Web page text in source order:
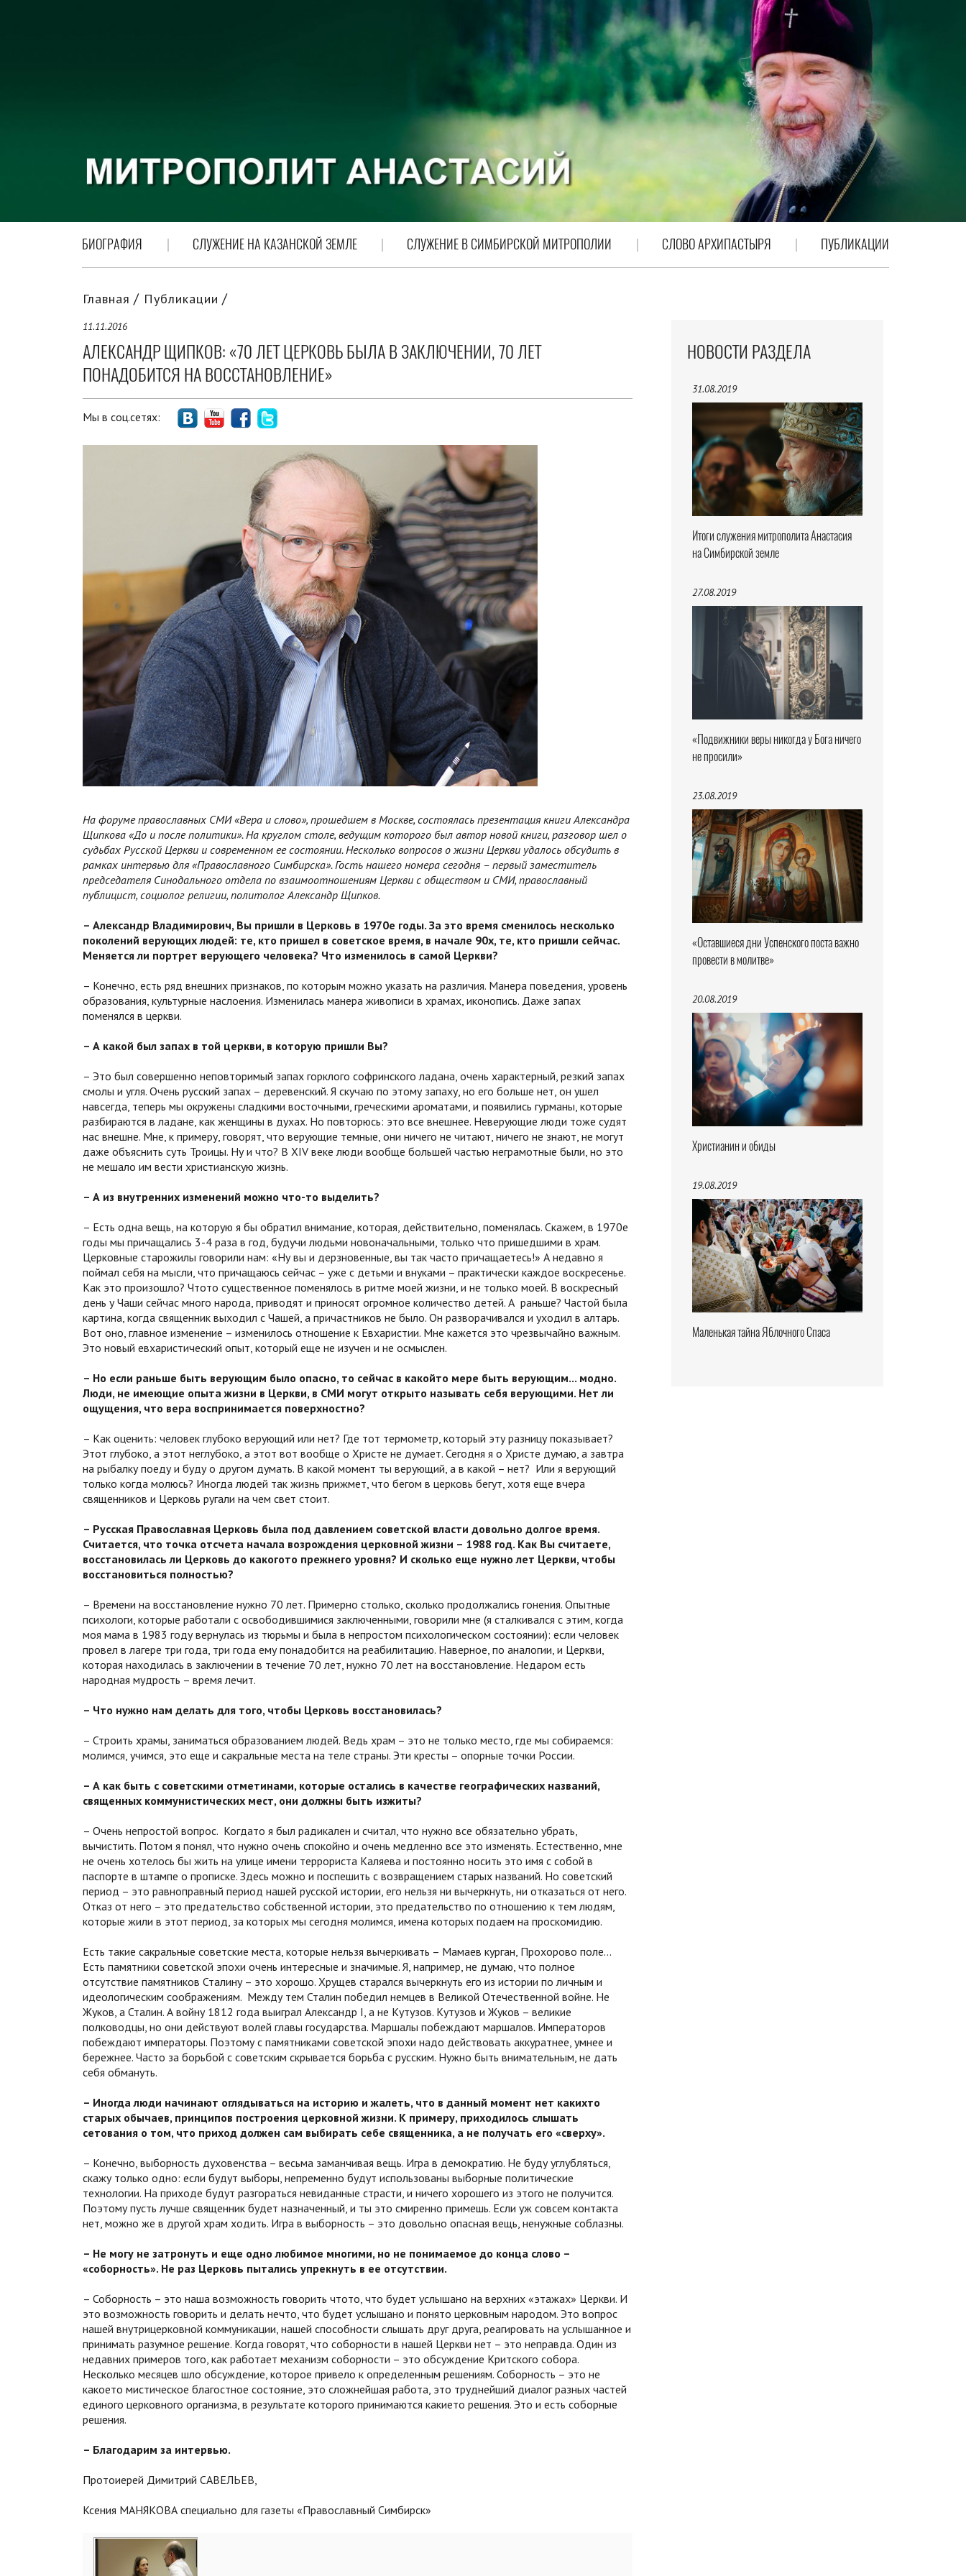
БИОГРАФИЯ СЛУЖЕНИЕ НА КАЗАНСКОЙ ЗЕМЛЕ СЛУЖЕНИЕ В СИМБИРСКОЙ МИТРОПОЛИИ СЛОВО АРХИПАСТЫРЯ ПУБЛИКАЦИИ
НОВОСТИ РАЗДЕЛА
31.08.2019
Итоги служения митрополита Анастасия
на Симбирской земле
27.08.2019
«Подвижники веры никогда у Бога ничего
не просили»
23.08.2019
«Оставшиеся дни Успенского поста важно
провести в молитве»
20.08.2019
Христианин и обиды
19.08.2019
Маленькая тайна Яблочного Спаса
Главная Публикации
11.11.2016
АЛЕКСАНДР ЩИПКОВ: «70 ЛЕТ ЦЕРКОВЬ БЫЛА В ЗАКЛЮЧЕНИИ, 70 ЛЕТ
ПОНАДОБИТСЯ НА ВОССТАНОВЛЕНИЕ»
Мы в соц.сетях:
На форуме православных СМИ «Вера и слово», прошедшем в Москве, состоялась презентация книги Александра
Щипкова «До и после политики». На круглом столе, ведущим которого был автор новой книги, разговор шел о
судьбах Русской Церкви и современном ее состоянии. Несколько вопросов о жизни Церкви удалось обсудить в
рамках интервью для «Православного Симбирска». Гость нашего номера сегодня – первый заместитель
председателя Синодального отдела по взаимоотношениям Церкви с обществом и СМИ, православный
публицист, социолог религии, политолог Александр Щипков.
– Александр Владимирович, Вы пришли в Церковь в 1970­е годы. За это время сменилось несколько
поколений верующих людей: те, кто пришел в советское время, в начале 90­х, те, кто пришли сейчас.
Меняется ли портрет верующего человека? Что изменилось в самой Церкви?
– Конечно, есть ряд внешних признаков, по которым можно указать на различия. Манера поведения, уровень
образования, культурные наслоения. Изменилась манера живописи в храмах, иконопись. Даже запах
поменялся в церкви.
– А какой был запах в той церкви, в которую пришли Вы?
– Это был совершенно неповторимый запах горклого софринского ладана, очень характерный, резкий запах
смолы и угля. Очень русский запах – деревенский. Я скучаю по этому запаху, но его больше нет, он ушел
навсегда, теперь мы окружены сладкими восточными, греческими ароматами, и появились гурманы, которые
разбираются в ладане, как женщины в духах. Но повторюсь: это все внешнее. Неверующие люди тоже судят
нас внешне. Мне, к примеру, говорят, что верующие темные, они ничего не читают, ничего не знают, не могут
даже объяснить суть Троицы. Ну и что? В XIV веке люди вообще большей частью неграмотные были, но это
не мешало им вести христианскую жизнь.
– А из внутренних изменений можно что­-то выделить?
– Есть одна вещь, на которую я бы обратил внимание, которая, действительно, поменялась. Скажем, в 1970­е
годы мы причащались 3-­4 раза в год, будучи людьми новоначальными, только что пришедшими в храм.
Церковные старожилы говорили нам: «Ну вы и дерзновенные, вы так часто причащаетесь!» А недавно я
поймал себя на мысли, что причащаюсь сейчас – уже с детьми и внуками – практически каждое воскресенье.
Как это произошло? Что­то существенное поменялось в ритме моей жизни, и не только моей. В воскресный
день у Чаши сейчас много народа, приводят и приносят огромное количество детей. А раньше? Частой была
картина, когда священник выходил с Чашей, а причастников не было. Он разворачивался и уходил в алтарь.
Вот оно, главное изменение – изменилось отношение к Евхаристии. Мне кажется это чрезвычайно важным.
Это новый евхаристический опыт, который еще не изучен и не осмыслен.
– Но если раньше быть верующим было опасно, то сейчас в какой­то мере быть верующим... модно.
Люди, не имеющие опыта жизни в Церкви, в СМИ могут открыто называть себя верующими. Нет ли
ощущения, что вера воспринимается поверхностно?
– Как оценить: человек глубоко верующий или нет? Где тот термометр, который эту разницу показывает?
Этот глубоко, а этот неглубоко, а этот вот вообще о Христе не думает. Сегодня я о Христе думаю, а завтра
на рыбалку поеду и буду о другом думать. В какой момент ты верующий, а в какой – нет? Или я верующий
только когда молюсь? Иногда людей так жизнь прижмет, что бегом в церковь бегут, хотя еще вчера
священников и Церковь ругали на чем свет стоит.
– Русская Православная Церковь была под давлением советской власти довольно долгое время.
Считается, что точка отсчета начала возрождения церковной жизни – 1988 год. Как Вы считаете,
восстановилась ли Церковь до какого­то прежнего уровня? И сколько еще нужно лет Церкви, чтобы
восстановиться полностью?
– Времени на восстановление нужно 70 лет. Примерно столько, сколько продолжались гонения. Опытные
психологи, которые работали с освободившимися заключенными, говорили мне (я сталкивался с этим, когда
моя мама в 1983 году вернулась из тюрьмы и была в непростом психологическом состоянии): если человек
провел в лагере три года, три года ему понадобится на реабилитацию. Наверное, по аналогии, и Церкви,
которая находилась в заключении в течение 70 лет, нужно 70 лет на восстановление. Недаром есть
народная мудрость – время лечит.
– Что нужно нам делать для того, чтобы Церковь восстановилась?
– Строить храмы, заниматься образованием людей. Ведь храм – это не только место, где мы собираемся:
молимся, учимся, это еще и сакральные места на теле страны. Эти кресты – опорные точки России.
– А как быть с советскими отметинами, которые остались в качестве географических названий,
священных коммунистических мест, они должны быть изжиты?
– Очень непростой вопрос. Когда­то я был радикален и считал, что нужно все обязательно убрать,
вычистить. Потом я понял, что нужно очень спокойно и очень медленно все это изменять. Естественно, мне
не очень хотелось бы жить на улице имени террориста Каляева и постоянно носить это имя с собой в
паспорте в штампе о прописке. Здесь можно и поспешить с возвращением старых названий. Но советский
период – это равноправный период нашей русской истории, его нельзя ни вычеркнуть, ни отказаться от него.
Отказ от него – это предательство собственной истории, это предательство по отношению к тем людям,
которые жили в этот период, за которых мы сегодня молимся, имена которых подаем на проскомидию.
Есть такие сакральные советские места, которые нельзя вычеркивать – Мамаев курган, Прохорово поле...
Есть памятники советской эпохи очень интересные и значимые. Я, например, не думаю, что полное
отсутствие памятников Сталину – это хорошо. Хрущев старался вычеркнуть его из истории по личным и
идеологическим соображениям. Между тем Сталин победил немцев в Великой Отечественной войне. Не
Жуков, а Сталин. А войну 1812 года выиграл Александр I, а не Кутузов. Кутузов и Жуков – великие
полководцы, но они действуют волей главы государства. Маршалы побеждают маршалов. Императоров
побеждают императоры. Поэтому с памятниками советской эпохи надо действовать аккуратнее, умнее и
бережнее. Часто за борьбой с советским скрывается борьба с русским. Нужно быть внимательным, не дать
себя обмануть.
– Иногда люди начинают оглядываться на историю и жалеть, что в данный момент нет каких­то
старых обычаев, принципов построения церковной жизни. К примеру, приходилось слышать
сетования о том, что приход должен сам выбирать себе священника, а не получать его «сверху».
– Конечно, выборность духовенства – весьма заманчивая вещь. Игра в демократию. Не буду углубляться,
скажу только одно: если будут выборы, непременно будут использованы выборные политические
технологии. На приходе будут разгораться невиданные страсти, и ничего хорошего из этого не получится.
Поэтому пусть лучше священник будет назначенный, и ты это смиренно примешь. Если уж совсем контакта
нет, можно же в другой храм ходить. Игра в выборность – это довольно опасная вещь, ненужные соблазны.
– Не могу не затронуть и еще одно любимое многими, но не понимаемое до конца слово –
«соборность». Не раз Церковь пытались упрекнуть в ее отсутствии.
– Соборность – это наша возможность говорить что­то, что будет услышано на верхних «этажах» Церкви. И
это возможность говорить и делать нечто, что будет услышано и понято церковным народом. Это вопрос
нашей внутрицерковной коммуникации, нашей способности слышать друг друга, реагировать на услышанное и
принимать разумное решение. Когда говорят, что соборности в нашей Церкви нет – это неправда. Один из
недавних примеров того, как работает механизм соборности – это обсуждение Критского собора.
Несколько месяцев шло обсуждение, которое привело к определенным решениям. Соборность – это не
какое­то мистическое благостное состояние, это сложнейшая работа, это труднейший диалог разных частей
единого церковного организма, в результате которого принимаются какие­то решения. Это и есть соборные
решения.
– Благодарим за интервью.
Протоиерей Димитрий САВЕЛЬЕВ,
Ксения МАНЯКОВА специально для газеты «Православный Симбирск»